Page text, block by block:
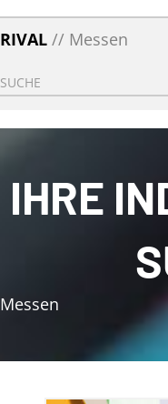
RIVAL // Messen
IHRE
Messen